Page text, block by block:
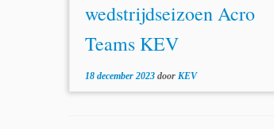
wedstrijdseizoen Acro
Teams KEV
18 december 2023 doorKEV